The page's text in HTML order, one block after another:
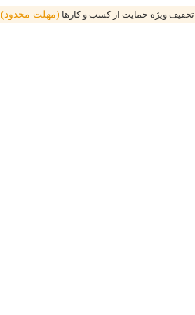
تخفیف ویژه حمایت از کسب و کارها (مهلت محدود)